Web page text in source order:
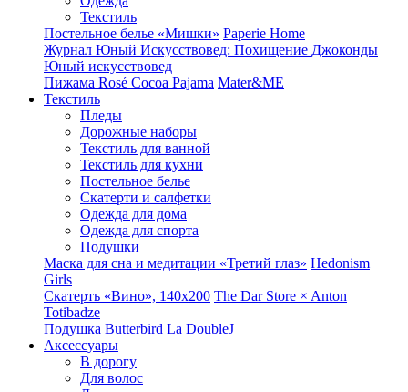
Текстиль
Постельное белье «Мишки» Paperie Home
Журнал Юный Искусствовед: Похищение Джоконды
Юный искусствовед
Пижама Rosé Cocoa Pajama Mater&ME
Текстиль
Пледы
Дорожные наборы
Текстиль для ванной
Текстиль для кухни
Постельное белье
Скатерти и салфетки
Одежда для дома
Одежда для спорта
Подушки
Маска для сна и медитации «Третий глаз» Hedonism
Girls
Скатерть «Вино», 140х200 The Dar Store × Anton
Totibadze
Подушка Butterbird La DoubleJ
Аксессуары
В дорогу
Для волос